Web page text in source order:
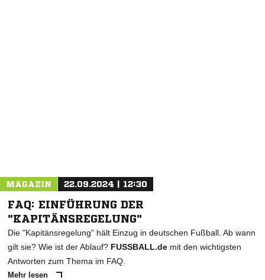
MAGAZIN 22.09.2024 | 12:30
FAQ: EINFÜHRUNG DER
"KAPITÄNSREGELUNG"
Die "Kapitänsregelung" hält Einzug in deutschen Fußball. Ab wann
gilt sie? Wie ist der Ablauf? FUSSBALL.de mit den wichtigsten
Antworten zum Thema im FAQ.
Mehr lesen